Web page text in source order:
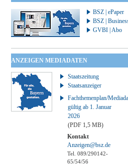
BSZ | ePaper
BSZ |
GVBI | Abo
ANZEIGEN MEDIADATEN
Staatszeitung
Staatsanzeiger
Fachthemenplan/
gültig ab 1. Januar
2026
(PDF 1,5 MB)
Kontakt
Anzeigen@bsz.de
Tel. 089/290142-
65/54/56